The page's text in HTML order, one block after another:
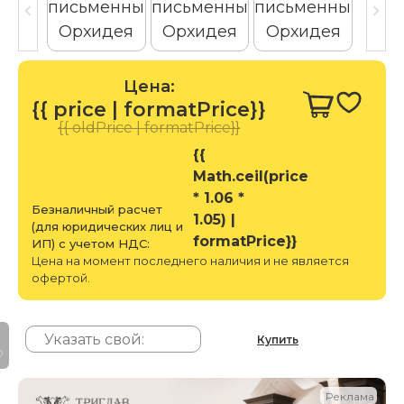
Цена:
{{ price | formatPrice}}
{{ oldPrice | formatPrice}}
Безналичный расчет
(для юридических лиц и
ИП) с учетом НДС:
{{
Math.ceil(price
* 1.06 *
1.05) |
formatPrice}}
Цена на момент последнего наличия и не является
офертой.
Купить
Реклама